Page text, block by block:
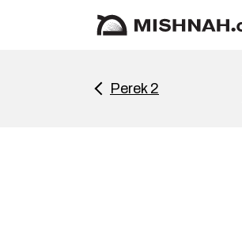
Perek 2